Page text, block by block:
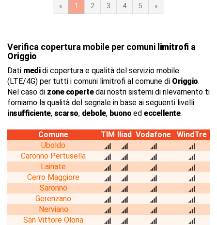
« 1 2 3 4 5 »
Verifica copertura mobile per comuni limitrofi a
Origgio
Dati medidi copertura e qualità del servizio mobile
(LTE/4G) per tutti i comuni limitrofi al comune di Origgio.
Nel caso di zone copertedai nostri sistemi di rilevamento ti
forniamo la qualità del segnale in base ai seguenti livelli:
insufficiente, scarso, debole, buono ed eccellente.
Comune TIM Iliad Vodafone
WindTre
Uboldo
Caronno Pertusella
Lainate
Cerro Maggiore
Saronno
Gerenzano
Nerviano
San Vittore Olona